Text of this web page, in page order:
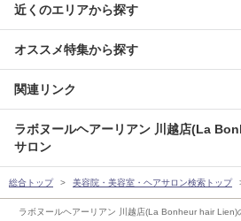
ラボヌールヘアーリアン 川越店(La Bonheur hair Lien)
近くのエリアから探す
オススメ特集から探す
関連リンク
ラボヌールヘアーリアン 川越店(La
サロン
総合トップ 美容院・美容室・ヘアサロン検索トップ